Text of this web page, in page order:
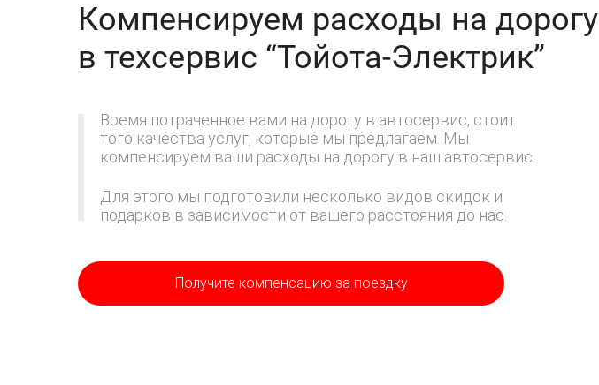
Компенсируем расходы на дорогу
в техсервис “Тойота-Электрик”
Время потраченное вами на дорогу в автосервис, стоит
того качества услуг, которые мы предлагаем. Мы
компенсируем ваши расходы на дорогу в наш автосервис.
Для этого мы подготовили несколько видов скидок и
подарков в зависимости от вашего расстояния до нас.
Получите компенсацию за поездку